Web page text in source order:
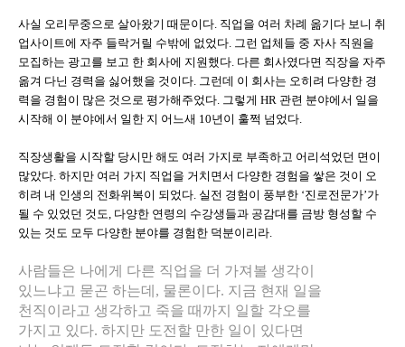
사실 오리무중으로 살아왔기 때문이다. 직업을 여러 차례 옮기다 보니 취
업사이트에 자주 들락거릴 수밖에 없었다. 그런 업체들 중 자사 직원을
모집하는 광고를 보고 한 회사에 지원했다. 다른 회사였다면 직장을 자주
옮겨 다닌 경력을 싫어했을 것이다. 그런데 이 회사는 오히려 다양한 경
력을 경험이 많은 것으로 평가해주었다. 그렇게 HR 관련 분야에서 일을
시작해 이 분야에서 일한 지 어느새 10년이 훌쩍 넘었다.
직장생활을 시작할 당시만 해도 여러 가지로 부족하고 어리석었던 면이
많았다. 하지만 여러 가지 직업을 거치면서 다양한 경험을 쌓은 것이 오
히려 내 인생의 전화위복이 되었다. 실전 경험이 풍부한 ‘진로전문가’가
될 수 있었던 것도, 다양한 연령의 수강생들과 공감대를 금방 형성할 수
있는 것도 모두 다양한 분야를 경험한 덕분이리라.
사람들은 나에게 다른 직업을 더 가져볼 생각이
있느냐고 묻곤 하는데, 물론이다. 지금 현재 일을
천직이라고 생각하고 죽을 때까지 일할 각오를
가지고 있다. 하지만 도전할 만한 일이 있다면